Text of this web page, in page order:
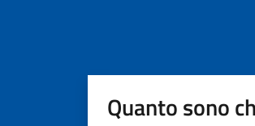
Quanto sono